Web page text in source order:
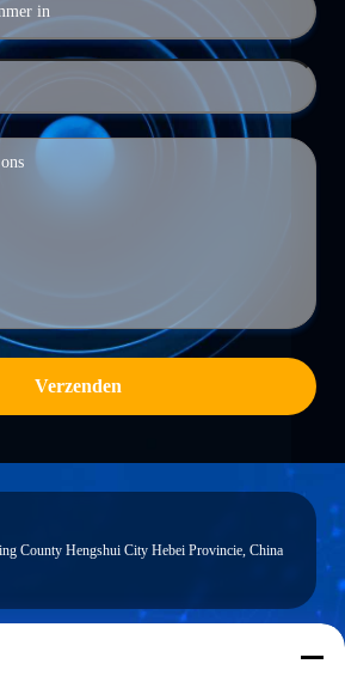
Verzenden
County Hengshui City Hebei Provincie, China